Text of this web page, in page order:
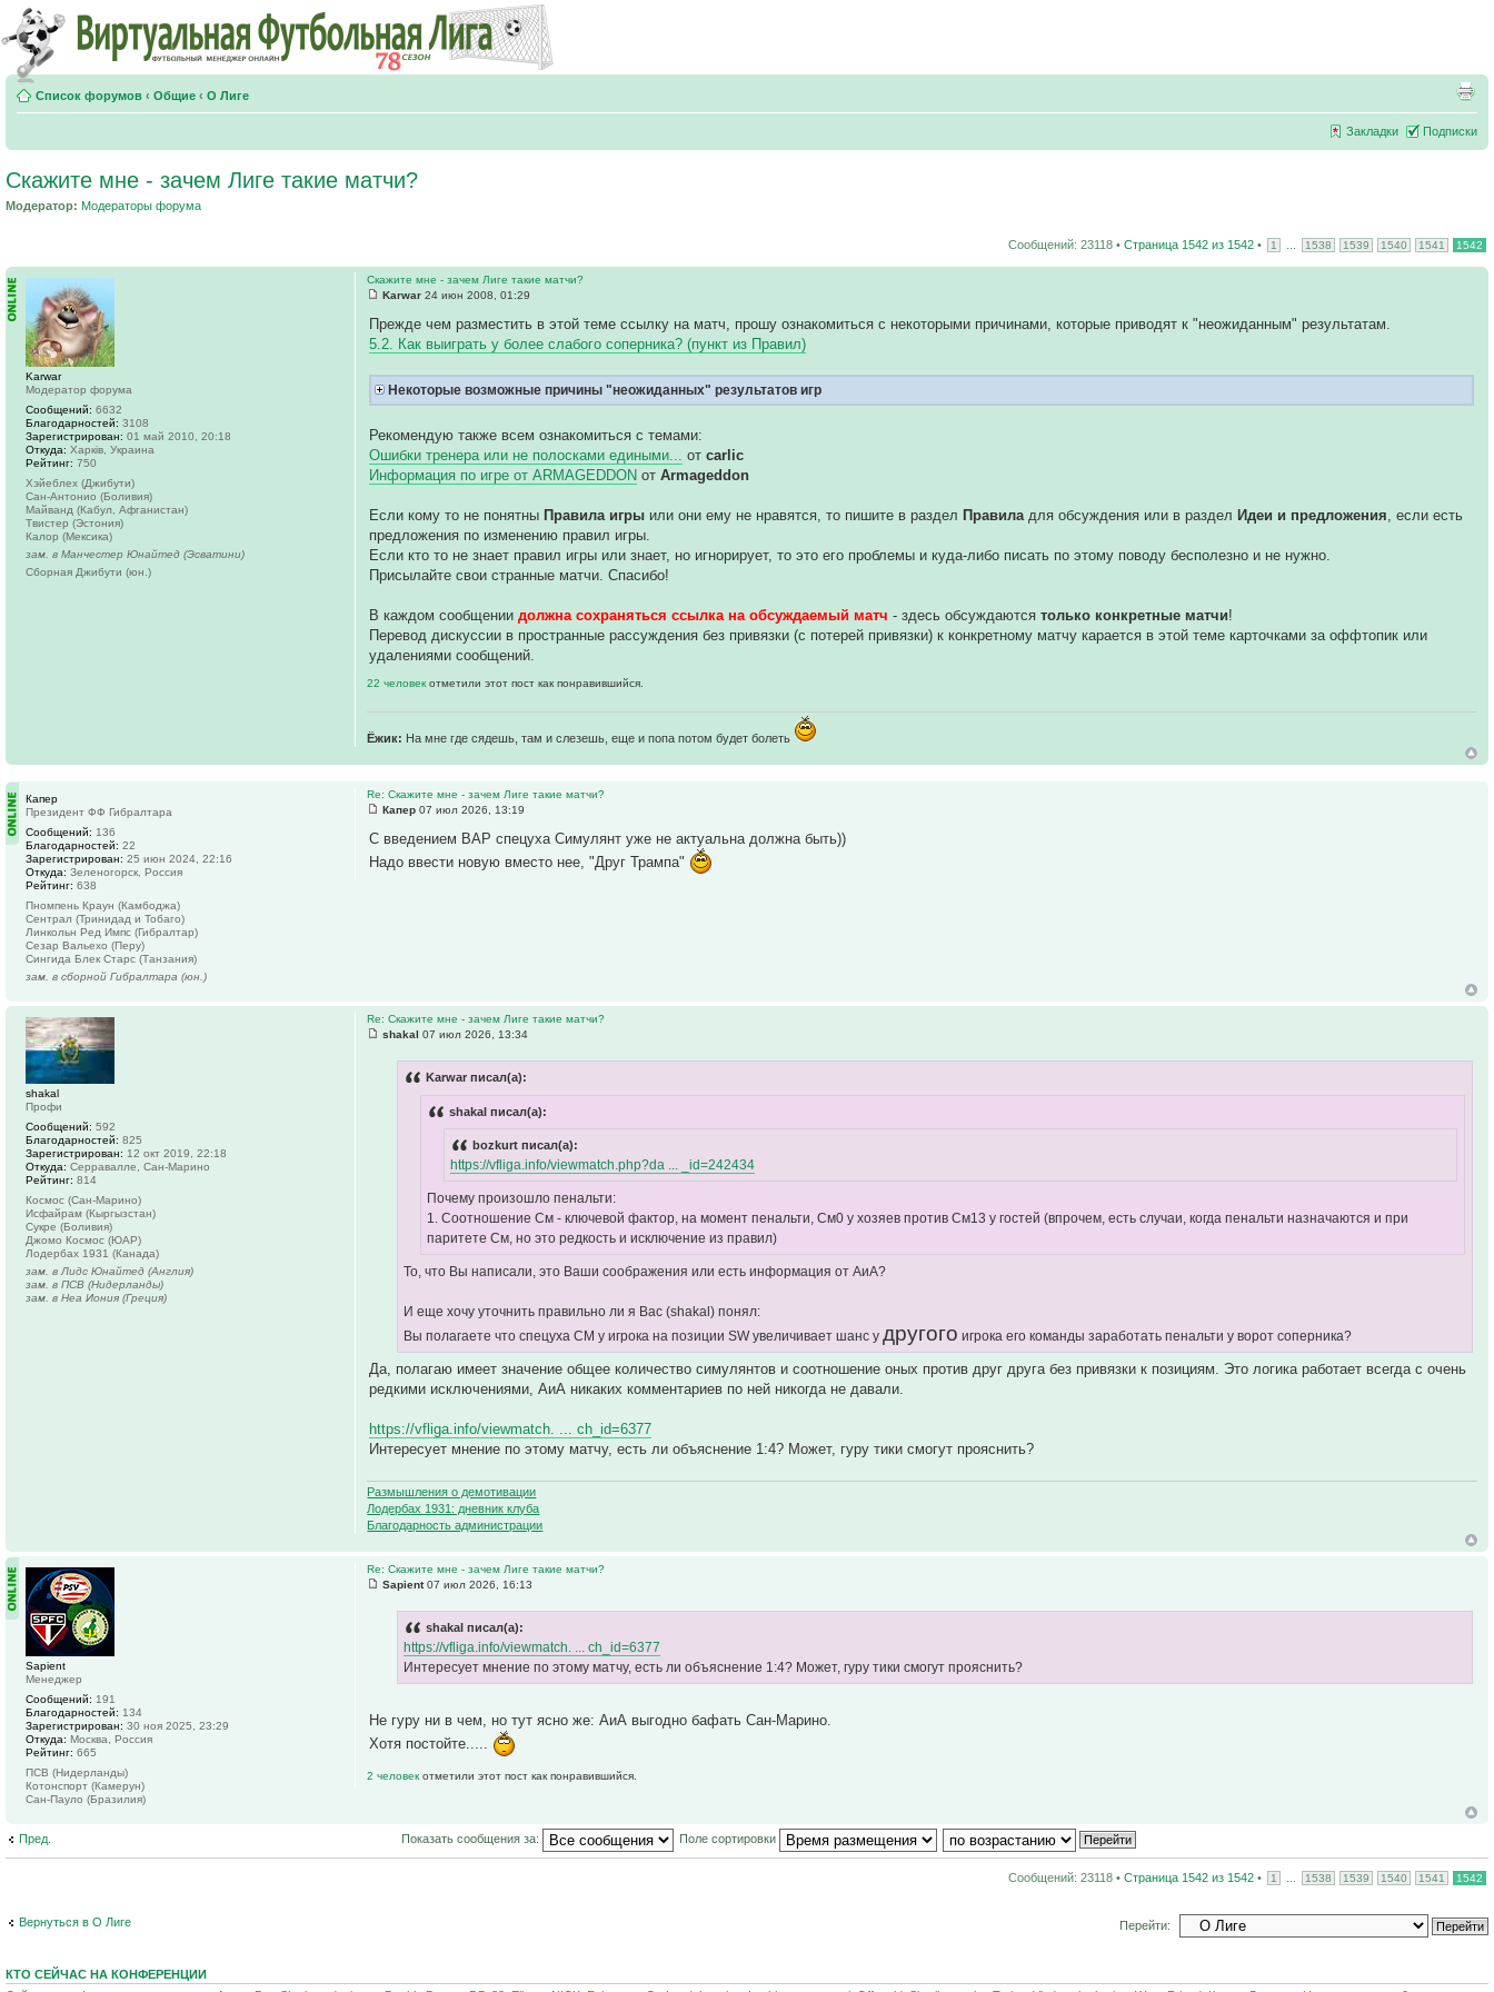
Список форумов ‹ Общие ‹ О Лиге
Закладки Подписки
Скажите мне - зачем Лиге такие матчи?
Модератор: Модераторы форума
Сообщений: 23118 • Страница 1542 из 1542 • 1 1538 1539 1540 1541 1542
Скажите мне - зачем Лиге такие матчи?
Karwar 24 июн 2008, 01:29
Прежде чем разместить в этой теме ссылку на матч, прошу ознакомиться с некоторыми причинами, которые приводят к "неожиданным" результатам.
5.2. Как выиграть у более слабого соперника? (пункт из Правил)
Некоторые возможные причины "неожиданных" результатов игр
Рекомендую также всем ознакомиться с темами:
Ошибки тренера или не полосками едиными...
отcarlic
Информация по игре от ARMAGEDDON отArmageddon
Если кому то не понятныПравила игры или они ему не нравятся, то пишите в разделПравила для обсуждения или в разделИдеи и предложения , если есть
предложения по изменению правил игры.
Если кто то не знает правил игры или знает, но игнорирует, то это его проблемы и куда-либо писать по этому поводу бесполезно и не нужно.
Присылайте свои странные матчи. Спасибо!
В каждом сообщениидолжна сохраняться ссылка на обсуждаемый матч - здесь обсуждаютсятолько конкретные матчи!
Перевод дискуссии в пространные рассуждения без привязки (с потерей привязки) к конкретному матчу карается в этой теме карточками за оффтопик или
удалениями сообщений.
22 человекотметили этот пост как понравившийся.
Ёжик: На мне где сядешь, там и слезешь, еще и попа потом будет болеть
Karwar
Модератор форума
Сообщений: 6632
Благодарностей: 3108
Зарегистрирован: 01 май 2010, 20:18
Откуда: Харків, Украина
Рейтинг: 750
Хэйеблех (Джибути)
Сан-Антонио (Боливия)
Майванд (Кабул, Афганистан)
Твистер (Эстония)
Калор (Мексика)
зам. в Манчестер Юнайтед (Эсватини)
Сборная Джибути (юн.)
Re: Скажите мне - зачем Лиге такие матчи?
Капер 07 июл 2026, 13:19
С введением ВАР спецуха Симулянт уже не актуальна должна быть))
Надо ввести новую вместо нее, "Друг Трампа"
Капер
Президент ФФ Гибралтара
Сообщений: 136
Благодарностей: 22
Зарегистрирован: 25 июн 2024, 22:16
Откуда: Зеленогорск, Россия
Рейтинг: 638
Пномпень Краун (Камбоджа)
Сентрал (Тринидад и Тобаго)
Линкольн Ред Импс (Гибралтар)
Сезар Вальехо (Перу)
Сингида Блек Старс (Танзания)
зам. в сборной Гибралтара (юн.)
Re: Скажите мне - зачем Лиге такие матчи?
shakal 07 июл 2026, 13:34
Karwar писал(а):
shakal писал(а):
bozkurt писал(а):
https://vfliga.info/viewmatch.php?da ... _id=242434
Почему произошло пенальти:
1. Соотношение См - ключевой фактор, на момент пенальти, См0 у хозяев против См13 у гостей (впрочем, есть случаи, когда пенальти назначаются и при
паритете См, но это редкость и исключение из правил)
То, что Вы написали, это Ваши соображения или есть информация от АиА?
И еще хочу уточнить правильно ли я Вас (shakal) понял:
Вы полагаете что спецуха СМ у игрока на позиции SW увеличивает шанс удругого игрока его команды заработать пенальти у ворот соперника?
Да, полагаю имеет значение общее количество симулянтов и соотношение оных против друг друга без привязки к позициям. Это логика работает всегда с очень
редкими исключениями, АиА никаких комментариев по ней никогда не давали.
https://vfliga.info/viewmatch. ... ch_id=6377
Интересует мнение по этому матчу, есть ли объяснение 1:4? Может, гуру тики смогут прояснить?
Размышления о демотивации
Лодербах 1931: дневник клуба
Благодарность администрации
shakal
Профи
Сообщений: 592
Благодарностей: 825
Зарегистрирован: 12 окт 2019, 22:18
Откуда: Серравалле, Сан-Марино
Рейтинг: 814
Космос (Сан-Марино)
Исфайрам (Кыргызстан)
Сукре (Боливия)
Джомо Космос (ЮАР)
Лодербах 1931 (Канада)
зам. в Лидс Юнайтед (Англия)
зам. в ПСВ (Нидерланды)
зам. в Неа Иония (Греция)
Re: Скажите мне - зачем Лиге такие матчи?
Sapient07 июл 2026, 16:13
shakal писал(а):
https://vfliga.info/viewmatch. ... ch_id=6377
Интересует мнение по этому матчу, есть ли объяснение 1:4? Может, гуру тики смогут прояснить?
Не гуру ни в чем, но тут ясно же: АиА выгодно бафать Сан-Марино.
Хотя постойте.....
2 человекотметили этот пост как понравившийся.
Sapient
Менеджер
Сообщений: 191
Благодарностей: 134
Зарегистрирован: 30 ноя 2025, 23:29
Откуда: Москва, Россия
Рейтинг: 665
ПСВ (Нидерланды)
Котонспорт (Камерун)
Сан-Пауло (Бразилия)
Пред. Показать сообщения за: Поле сортировки
Сообщений: 23118 • Страница 1542 из 1542 • 1 1538 1539 1540 1541 1542
Вернуться в О Лиге Перейти:
КТО СЕЙЧАС НА КОНФЕРЕНЦИИ